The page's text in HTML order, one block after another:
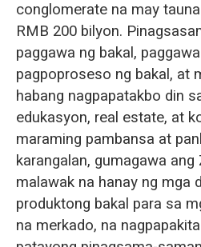
conglomerate na may
RMB 200 bilyon.
paggawa ng bakal,
pagpoproseso ng bakal, at
habang nagpapatakbo din
edukasyon, real estate, at
maraming pambansa at
karangalan, gumagawa
malawak na hanay ng mga
produktong bakal para sa
na merkado, na